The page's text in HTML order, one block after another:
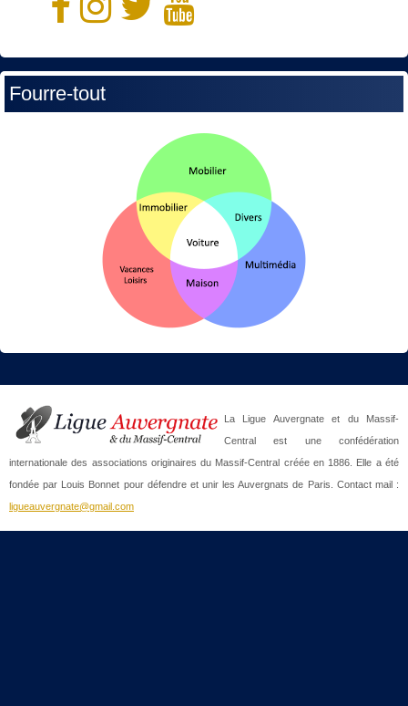
Fourre-tout
La Ligue Auvergnate et du Massif-
Central est une confédération
internationale des associations originaires du Massif-Central créée en 1886. Elle a été
fondée par Louis Bonnet pour défendre et unir les Auvergnats de Paris. Contact mail :
ligueauvergnate@gmail.com